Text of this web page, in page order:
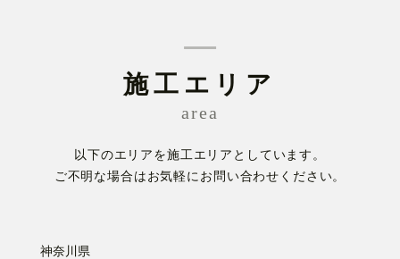
施工エリア
area
以下のエリアを施工エリアとしています。
ご不明な場合はお気軽にお問い合わせください。
神奈川県